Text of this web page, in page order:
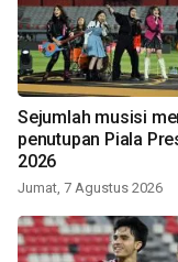
Sejumlah musisi
penutupan Piala
2026
Jumat, 7 Agustus 2026